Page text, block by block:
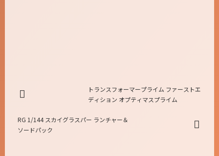
トランスフォーマープライム ファーストエ
ディション オプティマスプライム
RG 1/144 スカイグラスパー ランチャー＆
ソードパック